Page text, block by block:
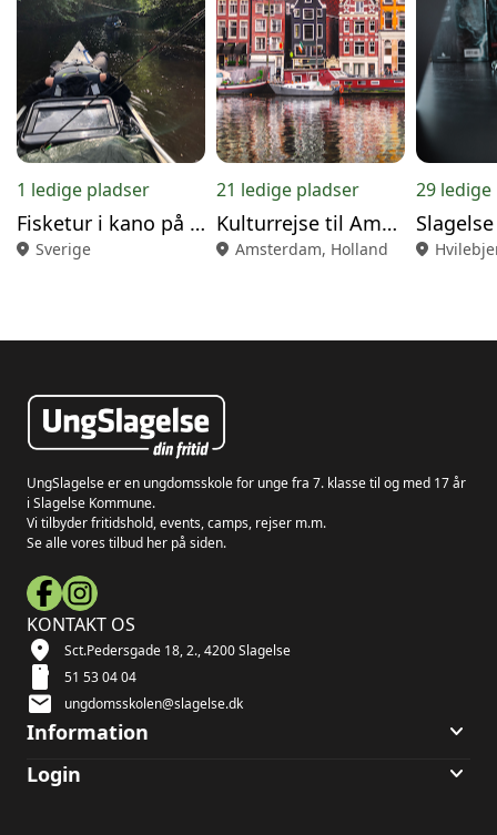
1 ledige pladser
Fisketur i kano på Helge Å
location_on Sverige
21 ledige pladser
Kulturrejse til Amsterdam
location_on Amsterdam, Holland
29
location_on
UngSlagelse er en ungdomsskole for unge fra 7. klasse til og med 17 år
i Slagelse Kommune.
Vi tilbyder fritidshold, events, camps, rejser m.m.
Se alle vores tilbud her på siden.
KONTAKT OS
location_on Sct.Pedersgade 18, 2., 4200 Slagelse
smartphone 51 53 04 04
mail ungdomsskolen@slagelse.dk
Information keyboard_arrow_down
Login keyboard_arrow_down